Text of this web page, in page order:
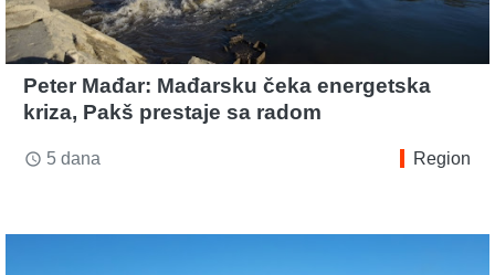
Peter Mađar: Mađarsku čeka energetska
kriza, Pakš prestaje sa radom
access_time 5 dana Region